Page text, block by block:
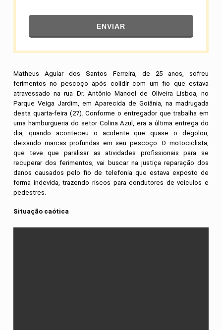
ENVIAR
Matheus Aguiar dos Santos Ferreira, de 25 anos, sofreu
ferimentos no pescoço após colidir com um fio que estava
atravessado na rua Dr. Antônio Manoel de Oliveira Lisboa, no
Parque Veiga Jardim, em Aparecida de Goiânia, na madrugada
desta quarta-feira (27). Conforme o entregador que trabalha em
uma hamburgueria do setor Colina Azul, era a última entrega do
dia, quando aconteceu o acidente que quase o degolou,
deixando marcas profundas em seu pescoço. O motociclista,
que teve que paralisar as atividades profissionais para se
recuperar dos ferimentos, vai buscar na justiça reparação dos
danos causados pelo fio de telefonia que estava exposto de
forma indevida, trazendo riscos para condutores de veículos e
pedestres.
Situação caótica